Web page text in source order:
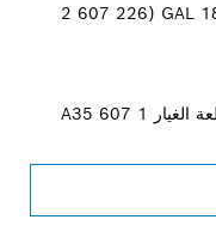
الشاحن السريع GAL 18V-40 Professional ‏(‎2 607 226
1 بطارية GBA 18V 4.0Ah (رقم قطعة الغيار 1 607 A35